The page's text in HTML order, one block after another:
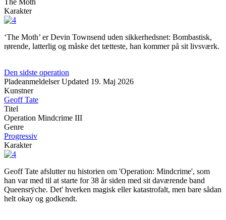
The Moth
Karakter
‘The Moth’ er Devin Townsend uden sikkerhedsnet: Bombastisk,
rørende, latterlig og måske det tætteste, han kommer på sit livsværk.
Den sidste operation
Pladeanmeldelser Updated 19. Maj 2026
Kunstner
Geoff Tate
Titel
Operation Mindcrime III
Genre
Progressiv
Karakter
Geoff Tate afslutter nu historien om 'Operation: Mindcrime', som
han var med til at starte for 38 år siden med sit daværende band
Queensrÿche. Det' hverken magisk eller katastrofalt, men bare sådan
helt okay og godkendt.